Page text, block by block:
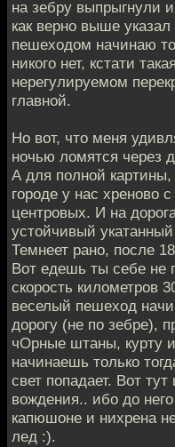
на зебру выпрыгнули
как верно выше
пешеходом начинаю
никого нет, кстати
нерегулируемом
главной.
Но вот, что меня
ночью ломятся через
А для полной
городе у нас хреново
центровых. И на
устойчивый укатанный
Темнеет рано, после
Вот едешь ты себе не
скорость километров
веселый пешеход
дорогу (не по зебре),
чОрные штаны, курту
начинаешь только
свет попадает. Вот
вождения.. ибо до
капюшоне и нихрена
лед :).